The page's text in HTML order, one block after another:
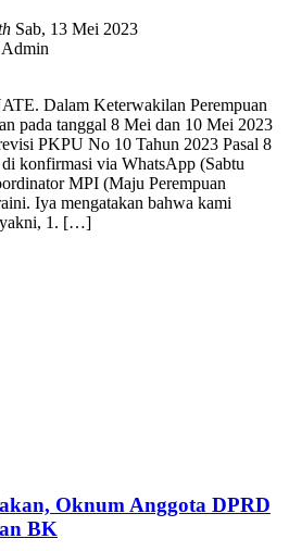
Sab, 13 Mei 2023
Admin
Dalam Keterwakilan Perempuan
pada tanggal 8 Mei dan 10 Mei 2023
PKPU No 10 Tahun 2023 Pasal 8
konfirmasi via WhatsApp (Sabtu
MPI (Maju Perempuan
Iya mengatakan bahwa kami
yakni, 1. […]
Oknum Anggota DPRD
BK